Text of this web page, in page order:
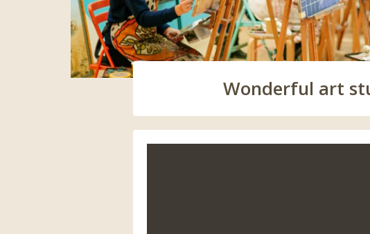
Wonderful art